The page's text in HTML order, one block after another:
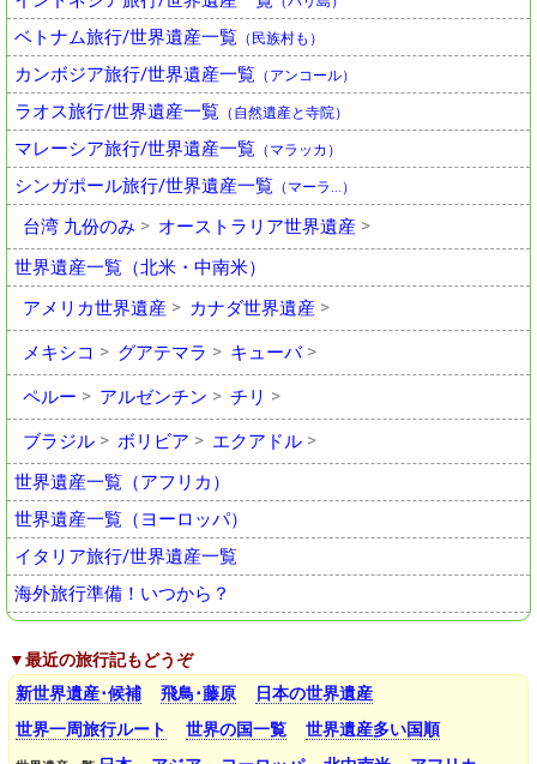
ベトナム旅行/世界遺産一覧 （民族村も）
カンボジア旅行/世界遺産一覧 （アンコール）
ラオス旅行/世界遺産一覧 （自然遺産と寺院）
マレーシア旅行/世界遺産一覧 （マラッカ）
シンガポール旅行/世界遺産一覧 （マーラ…）
台湾 九份のみ
オーストラリア世界遺産
世界遺産一覧（北米・中南米）
アメリカ世界遺産
カナダ世界遺産
メキシコ グアテマラ キューバ
ペルー アルゼンチン チリ
ブラジル ボリビア
エクアドル
世界遺産一覧（アフリカ）
世界遺産一覧（ヨーロッパ）
イタリア旅行/世界遺産一覧
海外旅行準備！いつから？
▼最近の旅行記もどうぞ
新世界遺産･候補
飛鳥･藤原
日本の世界遺産
世界一周旅行ルート
世界の国一覧 世界遺産多い国順